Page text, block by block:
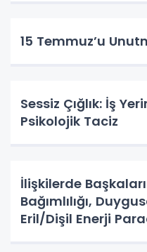
15 Temmuz’u
Sessiz Çığlık: İş
Psikolojik Taciz
İlişkilerde
Bağımlılığı,
Eril/Dişil Enerji